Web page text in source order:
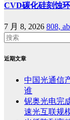
CVD碳化硅刻蚀
7 月 8, 2026 808, ab
近期文章
中国光通信
谁
铌奥光电完
速光互联规